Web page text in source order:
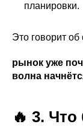
планировки.
Это говорит об
рынок уже
волна
🔥 3.